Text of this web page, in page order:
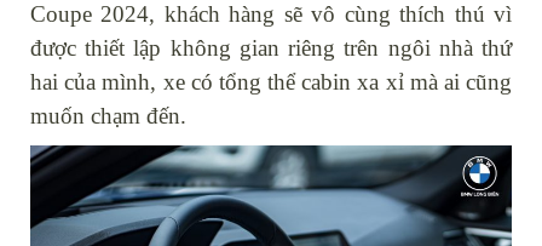
Coupe 2024, khách hàng sẽ vô cùng thích thú vì
được thiết lập không gian riêng trên ngôi nhà thứ
hai của mình, xe có tổng thể cabin xa xỉ mà ai cũng
muốn chạm đến.